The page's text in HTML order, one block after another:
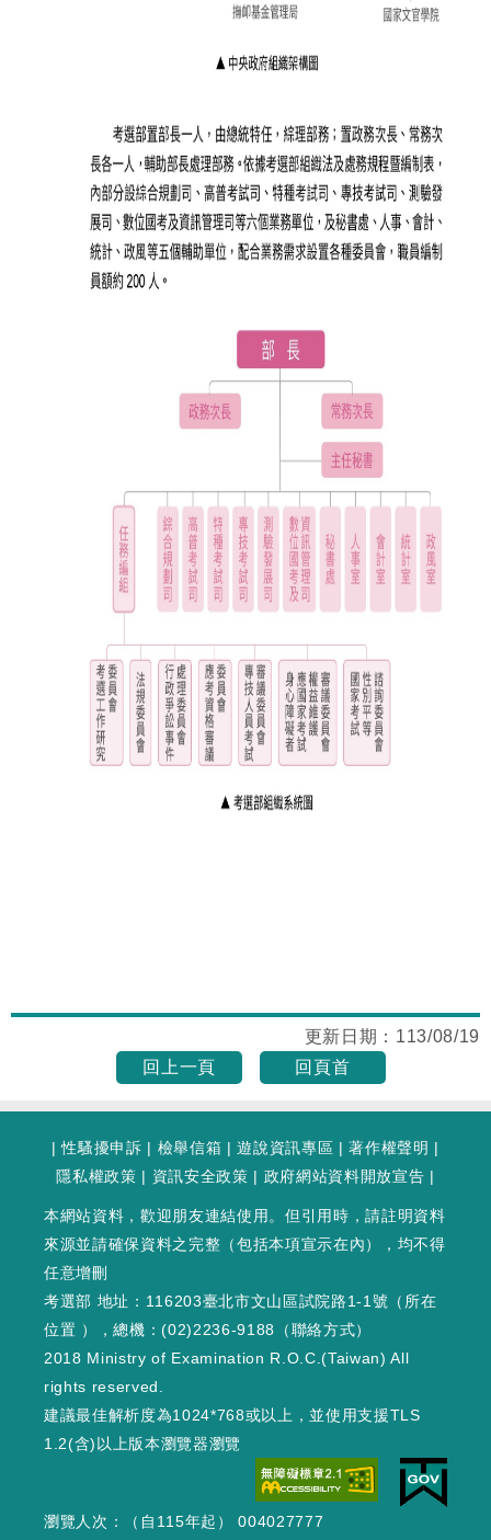
更新日期： 113/08/19
回上一頁
回頁首
|性騷擾申訴 | 檢舉信箱 |遊說資訊專區 |著作權聲明 |
隱私權政策 | 資訊安全政策 | 政府網站資料開放宣告 |
本網站資料，歡迎朋友連結使用。但引用時，請註明資料
來源並請確保資料之完整（包括本項宣示在內），均不得
任意增刪
考選部 地址：116203臺北市文山區試院路1-1號（ 所在
位置 ），總機：(02)2236-9188（聯絡方式）
2018 Ministry of Examination R.O.C.(Taiwan) All
rights reserved.
建議最佳解析度為1024*768或以上，並使用支援TLS
1.2(含)以上版本瀏覽器瀏覽
瀏覽人次：（自115年起） 004027777